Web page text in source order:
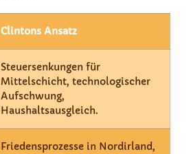
Clintons Ansatz
Steuersenkungen für
Mittelschicht, technologischer
Aufschwung,
Haushaltsausgleich.
Friedensprozesse in Nordirland,